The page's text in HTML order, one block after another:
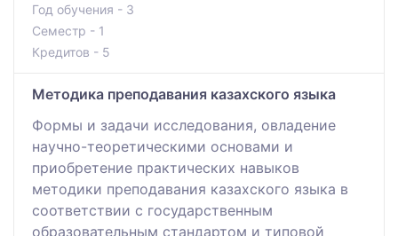
Год обучения - 3
Семестр - 1
Кредитов - 5
Методика преподавания казахского языка
Формы и задачи исследования, овладение
научно-теоретическими основами и
приобретение практических навыков
методики преподавания казахского языка в
соответствии с государственным
образовательным стандартом и типовой